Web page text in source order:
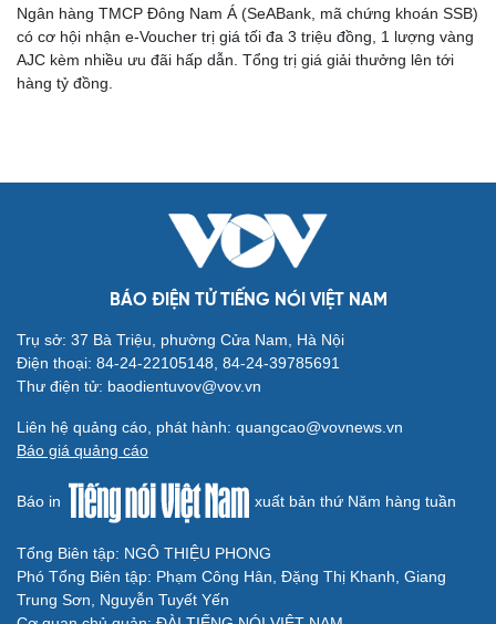
Ngân hàng TMCP Đông Nam Á (SeABank, mã chứng khoán SSB)
có cơ hội nhận e-Voucher trị giá tối đa 3 triệu đồng, 1 lượng vàng
AJC kèm nhiều ưu đãi hấp dẫn. Tổng trị giá giải thưởng lên tới
hàng tỷ đồng.
BÁO ĐIỆN TỬ TIẾNG NÓI VIỆT NAM
Trụ sở: 37 Bà Triệu, phường Cửa Nam, Hà Nội
Điện thoại: 84-24-22105148, 84-24-39785691
Thư điện tử: baodientuvov@vov.vn
Liên hệ quảng cáo, phát hành: quangcao@vovnews.vn
Báo giá quảng cáo
Báo in xuất bản thứ Năm hàng tuần
Tổng Biên tập: NGÔ THIỆU PHONG
Phó Tổng Biên tập: Phạm Công Hân, Đặng Thị Khanh, Giang
Trung Sơn, Nguyễn Tuyết Yến